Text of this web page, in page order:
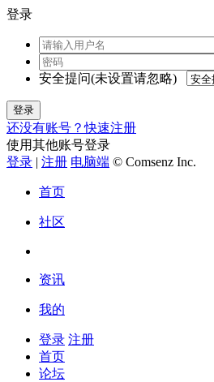
登录
安全提问(未设置请忽略)
登录
还没有账号？快速注册
使用其他账号登录
登录 | 注册 电脑端 © Comsenz Inc.
首页
社区
资讯
我的
登录 注册
首页
论坛